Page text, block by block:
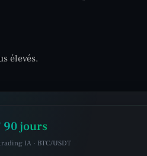
élevés.
90 jours
IA · BTC/USDT